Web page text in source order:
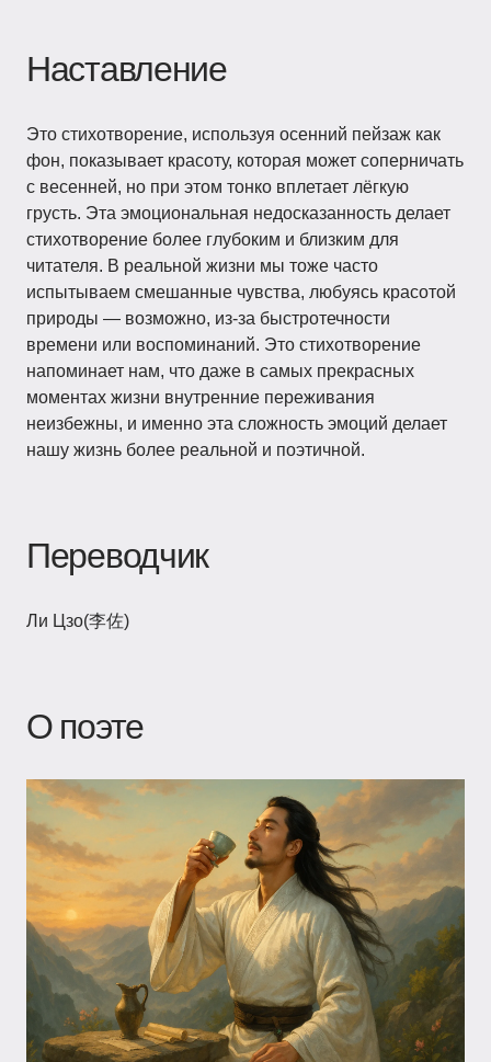
Наставление
Это стихотворение, используя осенний пейзаж как
фон, показывает красоту, которая может соперничать
с весенней, но при этом тонко вплетает лёгкую
грусть. Эта эмоциональная недосказанность делает
стихотворение более глубоким и близким для
читателя. В реальной жизни мы тоже часто
испытываем смешанные чувства, любуясь красотой
природы — возможно, из-за быстротечности
времени или воспоминаний. Это стихотворение
напоминает нам, что даже в самых прекрасных
моментах жизни внутренние переживания
неизбежны, и именно эта сложность эмоций делает
нашу жизнь более реальной и поэтичной.
Переводчик
Ли Цзо(李佐)
О поэте